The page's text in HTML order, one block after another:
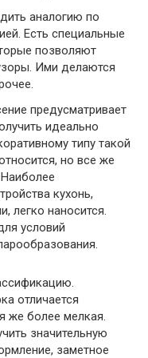
аналогию по
Есть специальные
позволяют
Ими делаются
предусматривает
идеально
типу такой
но все же
кухонь,
легко наносится.
условий
отличается
же более мелкая.
значительную
заметное